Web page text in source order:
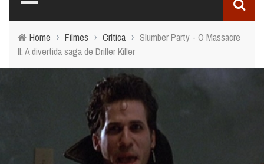
Home › Filmes › Crítica › Slumber Party - O Massacre
II: A divertida saga de Driller Killer